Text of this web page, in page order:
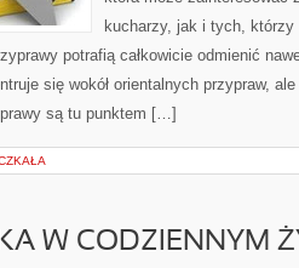
kucharzy, jak i tych, którzy
potrafią całkowicie odmienić
się wokół orientalnych przypraw,
są tu punktem […]
W CODZIENNYM